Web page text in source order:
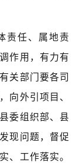
责任、属地责
作用，有力有
关部门要各司
向外引项目、
委组织部、县
现问题，督促
、工作落实。